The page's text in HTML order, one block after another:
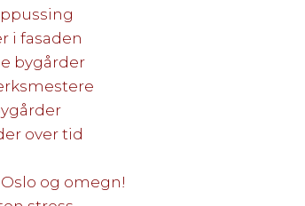
i fasaden
bygårder
over tid
og omegn!